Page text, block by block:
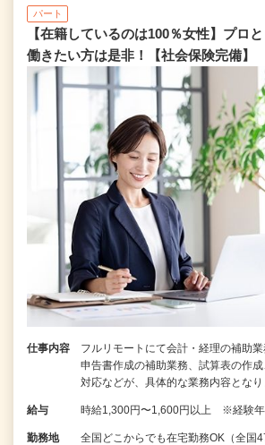
パート
【在籍しているのは100％女性】プロ
働きたい方は是非！【社会保険完備】
仕事内容
フルリモートにて会計・経理の補助業
申告書作成の補助業務、試算表の作
対応などが、具体的な業務内容となり
給与 時給1,300円〜1,600円以上 ※経験年
勤務地
全国どこからでも在宅勤務OK（全国